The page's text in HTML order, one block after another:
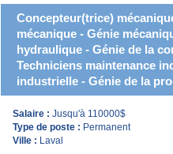
Concepteur(trice)
mécanique - Génie
hydraulique - Génie de la
Techniciens maintenance
industrielle - Génie de la
Salaire : Jusqu'à 110000$
Type de poste : Permanent
Ville : Laval